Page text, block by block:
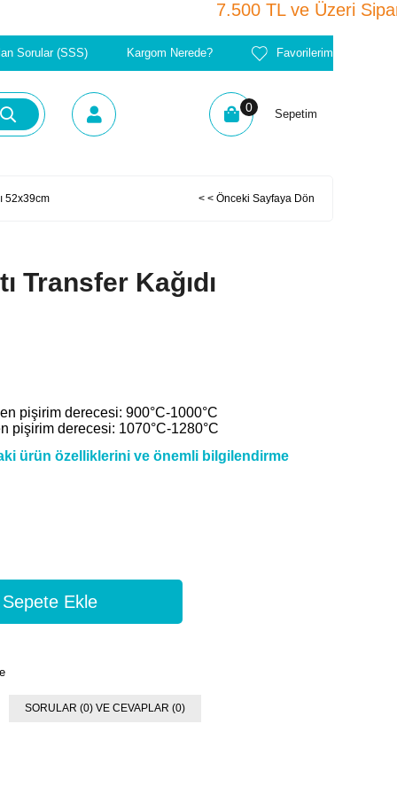
7.500 TL ve
Sorular (SSS) Kargom Nerede? Favorilerim
Sepetim
0
52x39cm < < Önceki Sayfaya Dön
Transfer Kağıdı
pişirim derecesi: 900°C-1000°C
pişirim derecesi: 1070°C-1280°C
ürün özelliklerini ve önemli bilgilendirme
SORULAR (0) VE CEVAPLAR (0)